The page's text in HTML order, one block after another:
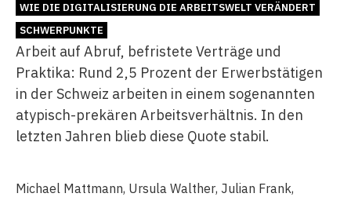
WIE DIE DIGITALISIERUNG DIE ARBEITSWELT VERÄNDERT
SCHWERPUNKTE
Arbeit auf Abruf, befristete Verträge und
Praktika: Rund 2,5 Prozent der Erwerbstätigen
in der Schweiz arbeiten in einem sogenannten
atypisch-prekären Arbeitsverhältnis. In den
letzten Jahren blieb diese Quote stabil.
Michael Mattmann, Ursula Walther, Julian Frank,